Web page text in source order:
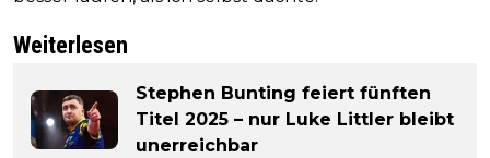
Weiterlesen
Stephen Bunting feiert fünften
Titel 2025 – nur Luke Littler bleibt
unerreichbar